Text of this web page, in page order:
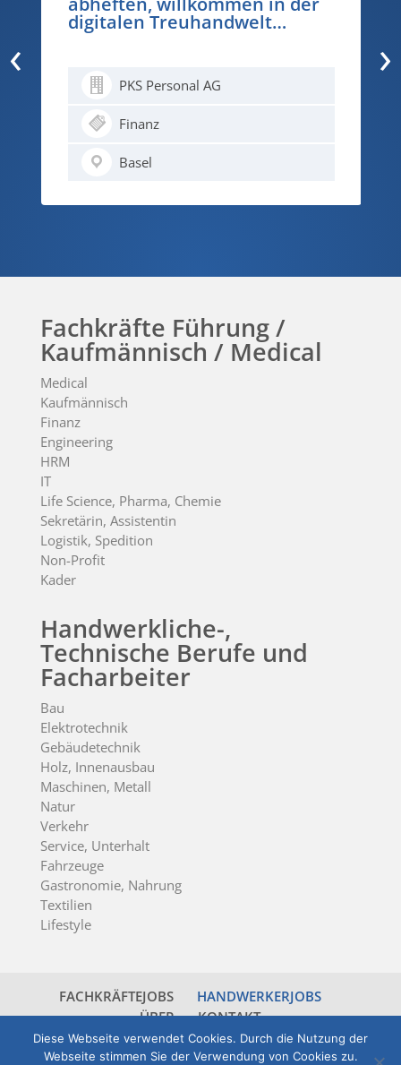
digitalen Treuhandwelt…
PKS Personal AG
Finanz
Basel
‹ ›
Fachkräfte Führung /
Kaufmännisch / Medical
Medical
Kaufmännisch
Finanz
Engineering
HRM
IT
Life Science, Pharma, Chemie
Sekretärin, Assistentin
Logistik, Spedition
Non-Profit
Kader
Handwerkliche-,
Technische Berufe und
Facharbeiter
Bau
Elektrotechnik
Gebäudetechnik
Holz, Innenausbau
Maschinen, Metall
Natur
Verkehr
Service, Unterhalt
Fahrzeuge
Gastronomie, Nahrung
Textilien
Lifestyle
FACHKRÄFTEJOBS
HANDWERKERJOBS
ÜBER
KONTAKT
Diese Webseite verwendet Cookies. Durch die Nutzung der
Webseite stimmen Sie der Verwendung von Cookies zu.